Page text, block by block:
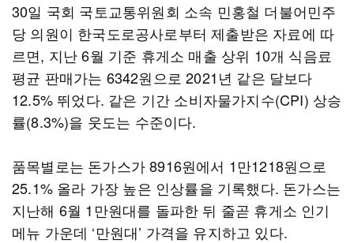
30일 국회 국토교통위원회 소속 민홍철 더불어민주
당 의원이 한국도로공사로부터 제출받은 자료에 따
르면, 지난 6월 기준 휴게소 매출 상위 10개 식음료
평균 판매가는 6342원으로 2021년 같은 달보다
12.5% 뛰었다. 같은 기간 소비자물가지수(CPI) 상승
률(8.3%)을 웃도는 수준이다.
품목별로는 돈가스가 8916원에서 1만1218원으로
25.1% 올라 가장 높은 인상률을 기록했다. 돈가스는
지난해 6월 1만원대를 돌파한 뒤 줄곧 휴게소 인기
메뉴 가운데 ‘만원대’ 가격을 유지하고 있다.